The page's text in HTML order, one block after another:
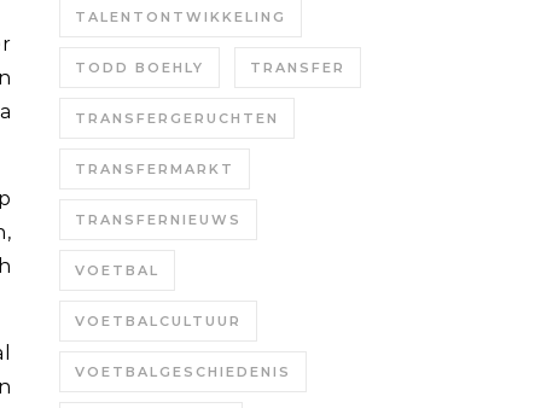
TALENTONTWIKKELING
TODD BOEHLY TRANSFER
TRANSFERGERUCHTEN
TRANSFERMARKT
TRANSFERNIEUWS
VOETBAL
VOETBALCULTUUR
VOETBALGESCHIEDENIS